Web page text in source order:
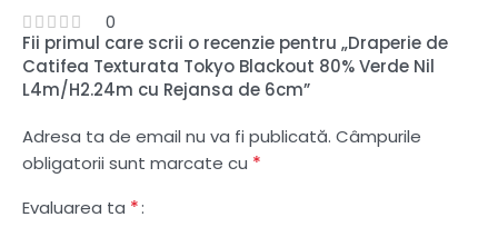
0
Fii primul care scrii o recenzie pentru „Draperie de
Catifea Texturata Tokyo Blackout 80% Verde Nil
L4m/H2.24m cu Rejansa de 6cm”
Adresa ta de email nu va fi publicată. Câmpurile
obligatorii sunt marcate cu *
Evaluarea ta *